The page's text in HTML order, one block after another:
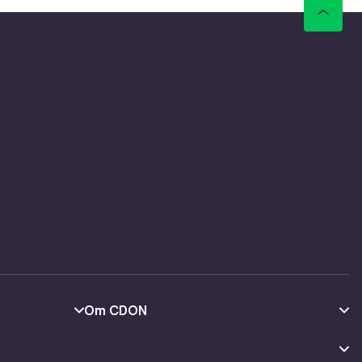
lys
Om CDON